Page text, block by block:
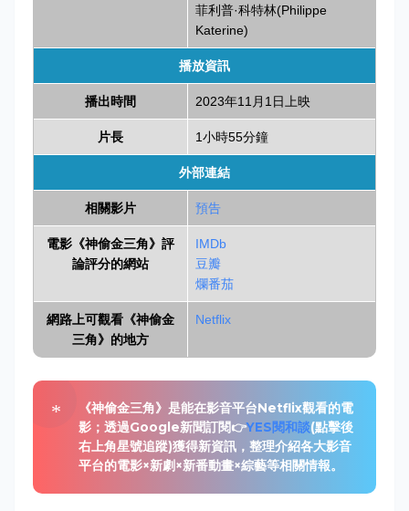
菲利普·科特林(Philippe
Katerine)
播放資訊
播出時間 2023年11月1日上映
片長 1小時55分鐘
外部連結
相關影片 預告
電影《神偷金三角》評
論評分的網站
IMDb
豆瓣
爛番茄
網路上可觀看《神偷金
三角》的地方
Netflix
《神偷金三角》是能在影音平台Netflix觀看的電
影；透過Google新聞訂閱👉YES閱和談(點擊後
右上角星號追蹤)獲得新資訊，整理介紹各大影音
平台的電影×新劇×新番動畫×綜藝等相關情報。